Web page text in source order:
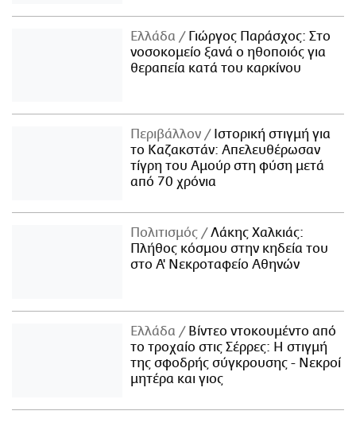
Ελλάδα
Γιώργος Παράσχος: Στο
νοσοκομείο ξανά ο ηθοποιός για
θεραπεία κατά του καρκίνου
Περιβάλλον
Ιστορική στιγμή για
το Καζακστάν: Απελευθέρωσαν
τίγρη του Αμούρ στη φύση μετά
από 70 χρόνια
Πολιτισμός
Λάκης Χαλκιάς:
Πλήθος κόσμου στην κηδεία του
στο Α' Νεκροταφείο Αθηνών
Ελλάδα
Βίντεο ντοκουμέντο από
το τροχαίο στις Σέρρες: Η στιγμή
της σφοδρής σύγκρουσης - Νεκροί
μητέρα και γιος